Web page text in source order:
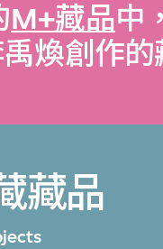
M+藏品中
煥創作的
藏品